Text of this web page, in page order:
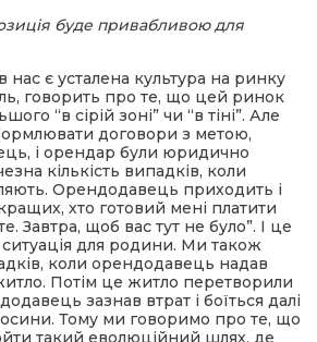
буде привабливою для
є усталена культура на ринку
говорить про те, що цей ринок
“в сірій зоні” чи “в тіні”. Але
договори з метою,
і орендар були юридично
кількість випадків, коли
Орендодавець приходить і
хто готовий мені платити
Завтра, щоб вас тут не було”. І це
для родини. Ми також
коли орендодавець надав
Потім це житло перетворили
зазнав втрат і боїться далі
Тому ми говоримо про те, що
такий еволюційний шлях, де